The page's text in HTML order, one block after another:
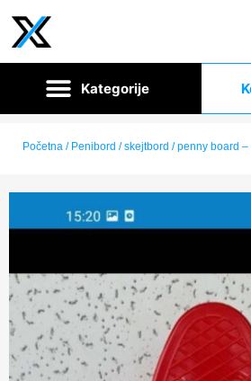
Početna / Penibord / skejtbord / penny board